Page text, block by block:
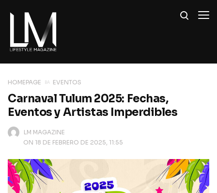
HOMEPAGE EVENTOS
LM MAGAZINE
ON 18 DE FEBRERO DE 2025, 11:55
Carnaval Tulum 2025: Fechas,
Eventos y Artistas Imperdibles